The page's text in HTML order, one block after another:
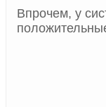
Впрочем, у